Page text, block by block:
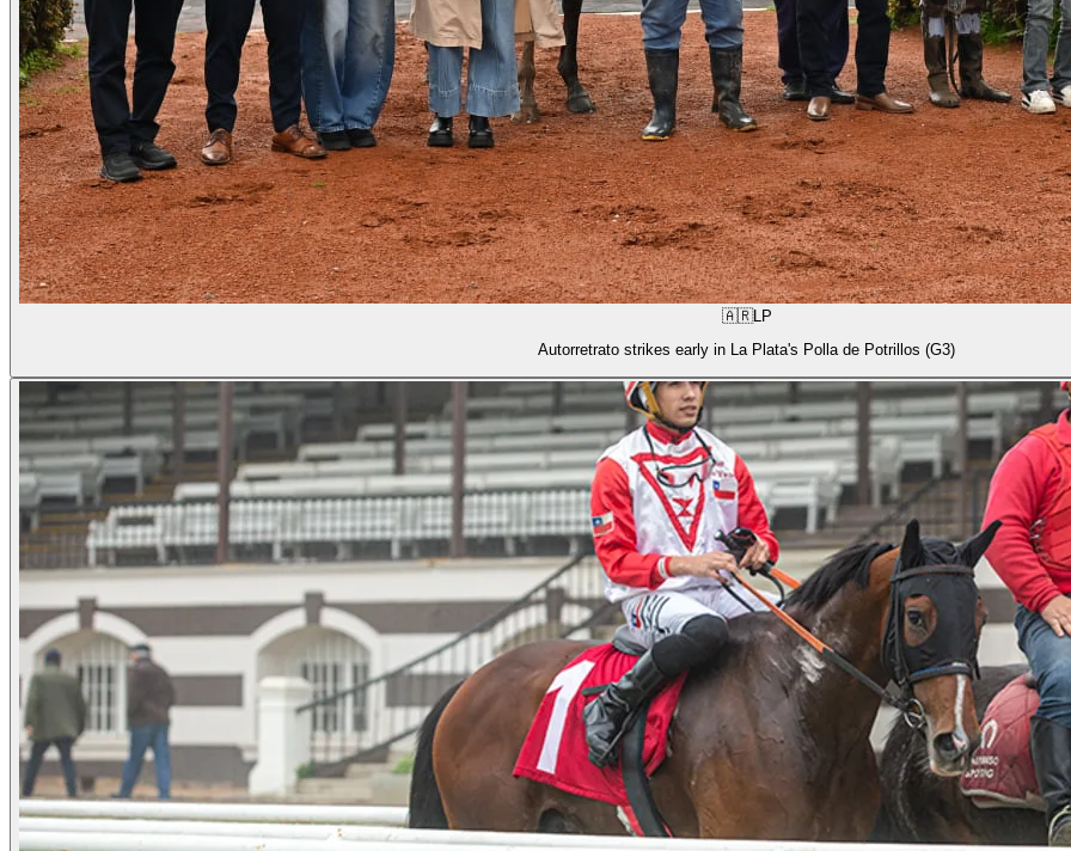
🇦🇷LP
Autorretrato strikes early in La Plata's Polla de Potrillos (G3)